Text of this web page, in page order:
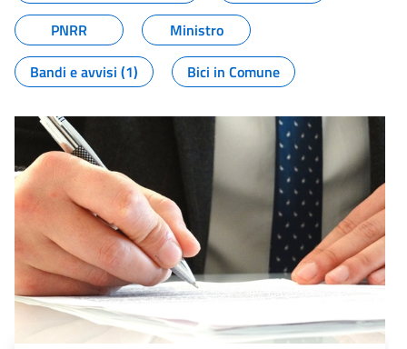
PNRR
Ministro
Bandi e avvisi (1)
Bici in Comune